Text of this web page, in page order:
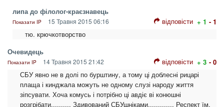
липа до філолог-краєзнавець
Показати IP 15 Травня 2015 06:16 відповісти + 1 - 1
тю. крючкотворство
Очевидець
Показати IP 14 Травня 2015 21:42 відповісти + 3 - 0
СБУ явно не в долі по бурштину, а тому ці доблесні рицарі
плаща і кинджала можуть не одному слузі народу життя
зіпсувати. Хоча комусь і потрібно ці авдіє ві конюшні
розгрібати.......... Здивований СБУшніками............. Респект їм.